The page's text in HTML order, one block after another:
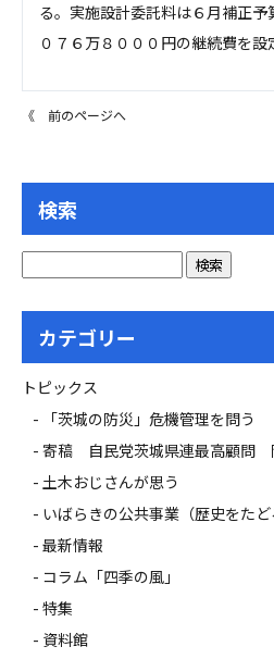
る。実施設計委託料は６月補正予
０７６万８０００円の継続費を設
《 前のページへ
検索
カテゴリー
トピックス
「茨城の防災」危機管理を問う
寄稿 自民党茨城県連最高顧
土木おじさんが思う
いばらきの公共事業（歴史をたど
最新情報
コラム「四季の風」
特集
資料館